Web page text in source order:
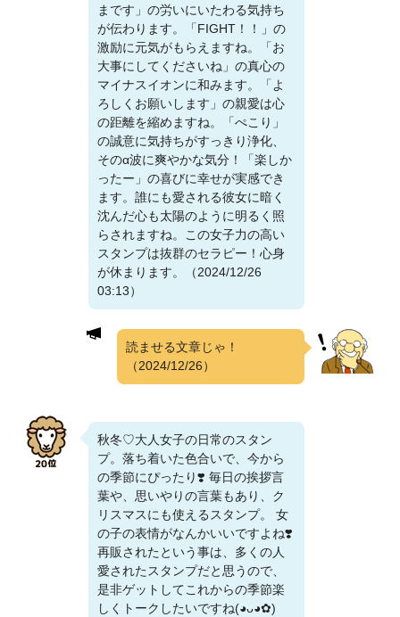
まです」の労いにいたわる気持ち
が伝わります。「FIGHT！！」の
激励に元気がもらえますね。「お
大事にしてくださいね」の真心の
マイナスイオンに和みます。「よ
ろしくお願いします」の親愛は心
の距離を縮めますね。「ぺこり」
の誠意に気持ちがすっきり浄化、
そのα波に爽やかな気分！「楽しか
ったー」の喜びに幸せが実感でき
ます。誰にも愛される彼女に暗く
沈んだ心も太陽のように明るく照
らされますね。この女子力の高い
スタンプは抜群のセラピー！心身
が休まります。（2024/12/26
03:13）
読ませる文章じゃ！
（2024/12/26）
秋冬♡大人女子の日常のスタン
プ。落ち着いた色合いで、今から
の季節にぴったり❣️ 毎日の挨拶言
葉や、思いやりの言葉もあり、ク
リスマスにも使えるスタンプ。 女
の子の表情がなんかいいですよね❣️
再販されたという事は、多くの人
愛されたスタンプだと思うので、
是非ゲットしてこれからの季節楽
しくトークしたいですね(⁠◕⁠ᴗ⁠◕⁠✿⁠)